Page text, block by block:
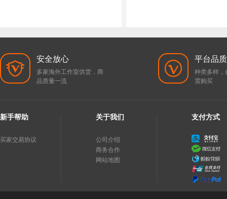
安全放心
多家海外工作室供货，商
品质量一流
平台品质
种类多样，
需购买
新手帮助
买家交易协议
关于我们
公司介绍
商务合作
网站地图
支付方式